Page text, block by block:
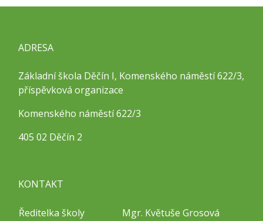
ADRESA
Základní škola Děčín I, Komenského náměstí 622/3,
příspěvková organizace
Komenského náměstí 622/3
405 02 Děčín 2
KONTAKT
Ředitelka školy
Mgr. Květuše Grosová